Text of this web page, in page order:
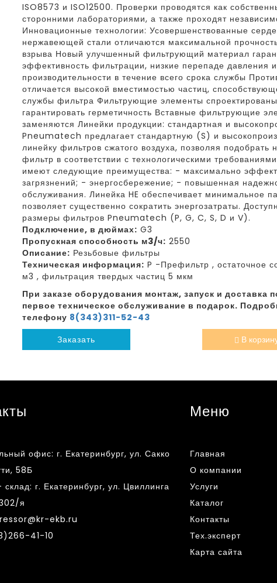
ISO8573 и ISO12500. Проверки проводятся как
сторонними лабораториями, а также проходят
Инновационные технологии: Усовершенствованные
нержавеющей стали отличаются максимальной
взрыва Новый улучшенный фильтрующий материал
эффективность фильтрации, низкие перепаде давления
производительности в течение всего срока службы
отличается высокой вместимостью частиц,
службы фильтра Фильтрующие элементы спроектированы
гарантировать герметичность Вставные фильтрующие
заменяются Линейки продукции: стандартная и
Pneumatech предлагает стандартную (S) и
линейку фильтров сжатого воздуха, позволяя
фильтр в соответствии с технологическими
имеют следующие преимущества: - максимально
загрязнений; - энергосбережение; - повышенная
обслуживания. Линейка HE обеспечивает минимальное
позволяет существенно сократить энергозатраты.
размеры фильтров Pneumatech (P, G, C, S, D и V).
Подключение, в дюймах: G3
Пропускная способность м3/ч: 2550
Описание: Резьбовые фильтры
Техническая информация: P -Префильтр , остаточное
м3 , фильтрация твердых частиц 5 мкм
При заказе оборудования монтаж, запуск и доставка
первое техническое обслуживание в подарок.
телефону 8(343)311-52-43
Заказать
В
офис: г. Екатеринбург, ул. Сакко
58Б
г. Екатеринбург, ул. Цвиллинга
я
ekb.ru
41-10
Меню
Главная
О компании
Услуги
Каталог
Контакты
Тех.эксперт
Карта сайта